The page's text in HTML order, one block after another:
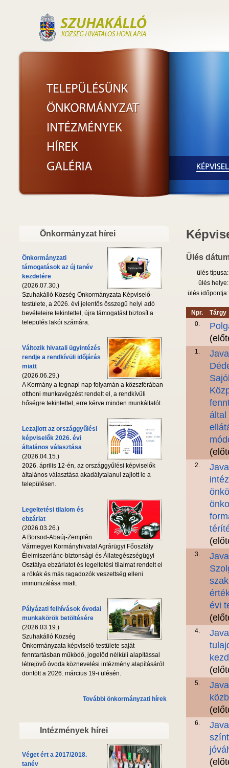
Önkormányzat hírei
Önkormányzati
támogatások az új tanév
kezdetére
(2026.07.30.)
Szuhakálló Község Önkormányzata Képviselő-
testülete, a 2026. évi jelentős összegű helyi adó
bevételeire tekintettel, újra támogatást biztosít a
település lakói számára.
Változik hivatali ügyintézés
rendje a rendkívüli időjárás
miatt
(2026.06.29.)
A Kormány a tegnapi nap folyamán a közszférában
otthoni munkavégzést rendelt el, a rendkívüli
hőségre tekintettel, erre kérve minden munkáltatót.
Lezajlott az országgyűlési
képviselők 2026. évi
általános választása
(2026.04.15.)
2026. április 12-én, az országgyűlési képviselők
általános választása akadálytalanul zajlott le a
településen.
Legeltetési tilalom és
ebzárlat
(2026.03.26.)
A Borsod-Abaúj-Zemplén
Vármegyei Kormányhivatal Agrárügyi Főosztály
Élelmiszerlánc-biztonsági és Állategészségügyi
Osztálya ebzárlatot és legeltetési tilalmat rendelt el
a rókák és más ragadozók veszettség elleni
immunizálása miatt.
Pályázati felhívások óvodai
munkakörök betöltésére
(2026.03.19.)
Szuhakálló Község
Önkormányzata képviselő-testülete saját
fenntartásban működő, jogelőd nélküli alapítással
létrejövő óvoda köznevelési intézmény alapításáról
döntött a 2026. március 19-i ülésén.
További önkormányzati hírek
Intézmények hírei
Véget ért a 2017/2018.
tanév
Ülés
ülés típusa:
ülés helye:
ülés időpontja:
Npr.
Tárgy
0.
1.
által
2.
3.
évi
4.
5.
6.